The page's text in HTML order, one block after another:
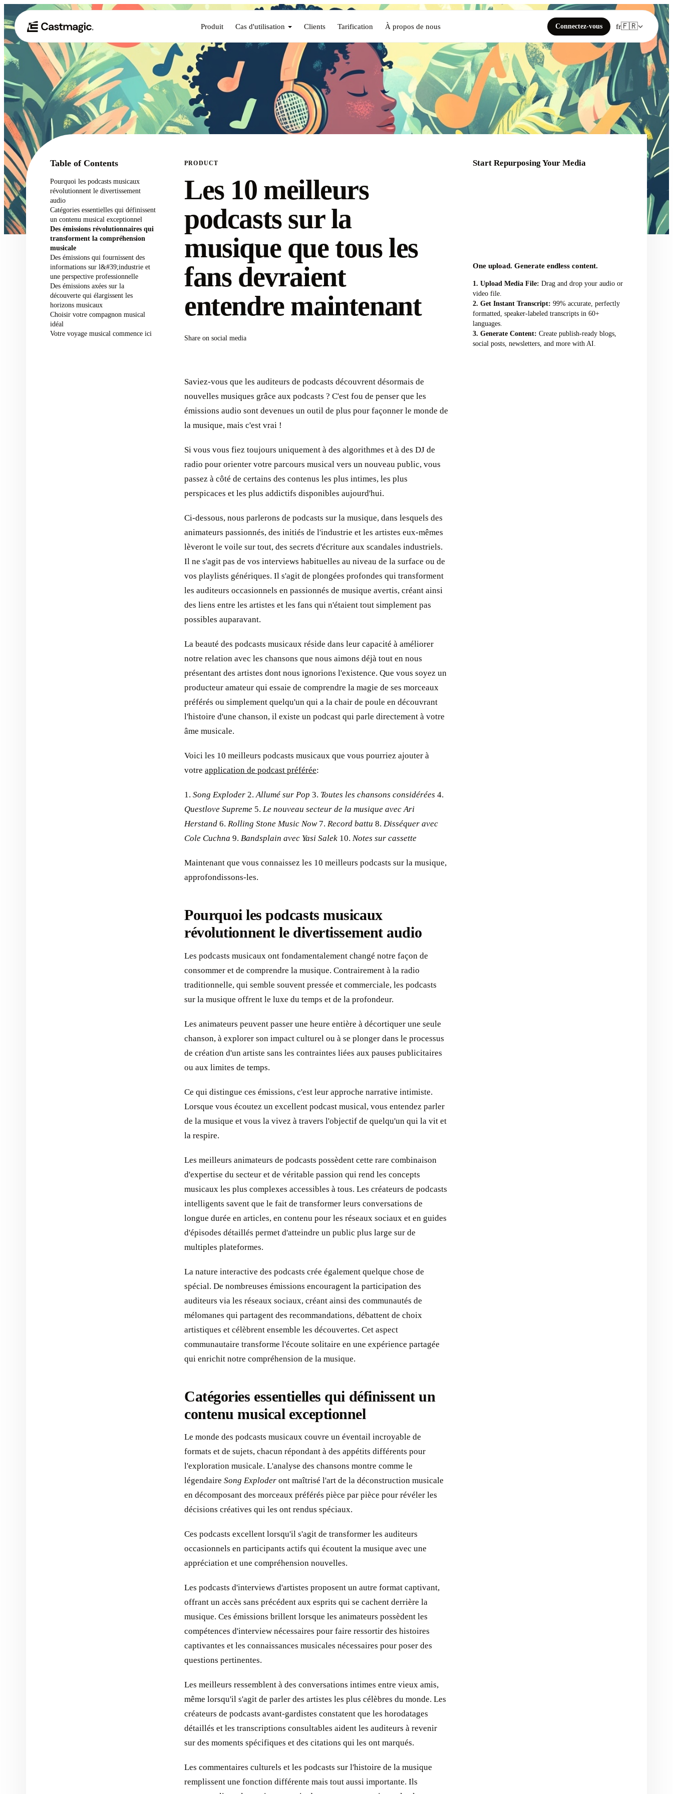
Produit Cas d'utilisation Clients Tarification À propos de nous Connectez-vous fr🇫🇷
Table of Contents
Pourquoi les podcasts musicaux
révolutionnent le divertissement
audio
Catégories essentielles qui définissent
un contenu musical exceptionnel
Des émissions révolutionnaires qui
transforment la compréhension
musicale
Des émissions qui fournissent des
informations sur l&#39;industrie et
une perspective professionnelle
Des émissions axées sur la
découverte qui élargissent les
horizons musicaux
Choisir votre compagnon musical
idéal
Votre voyage musical commence ici
PRODUCT
Les 10 meilleurs
podcasts sur la
musique que tous les
fans devraient
entendre maintenant
Share on social media
Saviez-vous que les auditeurs de podcasts découvrent désormais de
nouvelles musiques grâce aux podcasts ? C'est fou de penser que les
émissions audio sont devenues un outil de plus pour façonner le monde de
la musique, mais c'est vrai !
Si vous vous fiez toujours uniquement à des algorithmes et à des DJ de
radio pour orienter votre parcours musical vers un nouveau public, vous
passez à côté de certains des contenus les plus intimes, les plus
perspicaces et les plus addictifs disponibles aujourd'hui.
Ci-dessous, nous parlerons de podcasts sur la musique, dans lesquels des
animateurs passionnés, des initiés de l'industrie et les artistes eux-mêmes
lèveront le voile sur tout, des secrets d'écriture aux scandales industriels.
Il ne s'agit pas de vos interviews habituelles au niveau de la surface ou de
vos playlists génériques. Il s'agit de plongées profondes qui transforment
les auditeurs occasionnels en passionnés de musique avertis, créant ainsi
des liens entre les artistes et les fans qui n'étaient tout simplement pas
possibles auparavant.
La beauté des podcasts musicaux réside dans leur capacité à améliorer
notre relation avec les chansons que nous aimons déjà tout en nous
présentant des artistes dont nous ignorions l'existence. Que vous soyez un
producteur amateur qui essaie de comprendre la magie de ses morceaux
préférés ou simplement quelqu'un qui a la chair de poule en découvrant
l'histoire d'une chanson, il existe un podcast qui parle directement à votre
âme musicale.
Voici les 10 meilleurs podcasts musicaux que vous pourriez ajouter à
votre application de podcast préférée:
1. Song Exploder 2.Allumé sur Pop 3. Toutes les chansons considérées 4.
Questlove Supreme 5. Le nouveau secteur de la musique avec Ari
Herstand 6. Rolling Stone Music Now7. Record battu 8. Disséquer avec
Cole Cuchna 9. Bandsplain avec Yasi Salek 10. Notes sur cassette
Maintenant que vous connaissez les 10 meilleurs podcasts sur la musique,
approfondissons-les.
Pourquoi les podcasts musicaux
révolutionnent le divertissement audio
Les podcasts musicaux ont fondamentalement changé notre façon de
consommer et de comprendre la musique. Contrairement à la radio
traditionnelle, qui semble souvent pressée et commerciale, les podcasts
sur la musique offrent le luxe du temps et de la profondeur.
Les animateurs peuvent passer une heure entière à décortiquer une seule
chanson, à explorer son impact culturel ou à se plonger dans le processus
de création d'un artiste sans les contraintes liées aux pauses publicitaires
ou aux limites de temps.
Ce qui distingue ces émissions, c'est leur approche narrative intimiste.
Lorsque vous écoutez un excellent podcast musical, vous entendez parler
de la musique et vous la vivez à travers l'objectif de quelqu'un qui la vit et
la respire.
Les meilleurs animateurs de podcasts possèdent cette rare combinaison
d'expertise du secteur et de véritable passion qui rend les concepts
musicaux les plus complexes accessibles à tous. Les créateurs de podcasts
intelligents savent que le fait de transformer leurs conversations de
longue durée en articles, en contenu pour les réseaux sociaux et en guides
d'épisodes détaillés permet d'atteindre un public plus large sur de
multiples plateformes.
La nature interactive des podcasts crée également quelque chose de
spécial. De nombreuses émissions encouragent la participation des
auditeurs via les réseaux sociaux, créant ainsi des communautés de
mélomanes qui partagent des recommandations, débattent de choix
artistiques et célèbrent ensemble les découvertes. Cet aspect
communautaire transforme l'écoute solitaire en une expérience partagée
qui enrichit notre compréhension de la musique.
Catégories essentielles qui définissent un
contenu musical exceptionnel
Le monde des podcasts musicaux couvre un éventail incroyable de
formats et de sujets, chacun répondant à des appétits différents pour
l'exploration musicale. L'analyse des chansons montre comme le
légendaire Song Exploder ont maîtrisé l'art de la déconstruction musicale
en décomposant des morceaux préférés pièce par pièce pour révéler les
décisions créatives qui les ont rendus spéciaux.
Ces podcasts excellent lorsqu'il s'agit de transformer les auditeurs
occasionnels en participants actifs qui écoutent la musique avec une
appréciation et une compréhension nouvelles.
Les podcasts d'interviews d'artistes proposent un autre format captivant,
offrant un accès sans précédent aux esprits qui se cachent derrière la
musique. Ces émissions brillent lorsque les animateurs possèdent les
compétences d'interview nécessaires pour faire ressortir des histoires
captivantes et les connaissances musicales nécessaires pour poser des
questions pertinentes.
Les meilleurs ressemblent à des conversations intimes entre vieux amis,
même lorsqu'il s'agit de parler des artistes les plus célèbres du monde. Les
créateurs de podcasts avant-gardistes constatent que les horodatages
détaillés et les transcriptions consultables aident les auditeurs à revenir
sur des moments spécifiques et des citations qui les ont marqués.
Les commentaires culturels et les podcasts sur l'histoire de la musique
remplissent une fonction différente mais tout aussi importante. Ils
Start Repurposing Your Media
One upload. Generate endless content.
Upload Media File: Drag and drop your audio or
video file.
Get Instant Transcript: 99% accurate, perfectly
formatted, speaker-labeled transcripts in 60+
languages.
Generate Content: Create publish-ready blogs,
social posts, newsletters, and more with AI.